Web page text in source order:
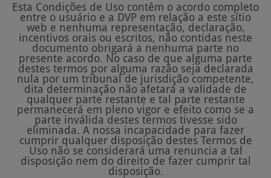
Esta Condições de Uso contêm o acordo completo
entre o usuário e a DVP em relação a este sítio
web e nenhuma representação, declaração,
incentivos orais ou escritos, não contidas neste
documento obrigará a nenhuma parte no
presente acordo. No caso de que alguma parte
destes termos por alguma razão seja declarada
nula por um tribunal de jurisdição competente,
dita determinação não afetará a validade de
qualquer parte restante e tal parte restante
permanecerá em pleno vigor e efeito como se a
parte inválida destes termos tivesse sido
eliminada. A nossa incapacidade para fazer
cumprir qualquer disposição destes Termos de
Uso não se considerará uma renuncia a tal
disposição nem do direito de fazer cumprir tal
disposição.